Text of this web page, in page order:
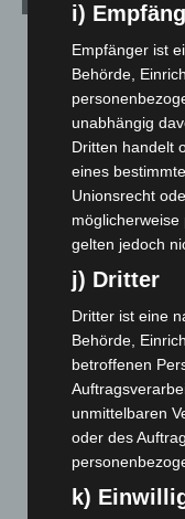
August 2026(10)
Juli 2026(73)
Juni 2026 (139)
Mai 2026(99)
April 2026 (99)
März 2026 (115)
Februar 2026(109)
Januar 2026(122)
Dezember 2025
November 2025
Oktober 2025(112)
September 2025
August 2025(90)
Juli 2025
Juni 2025(103)
i)
Empfänger ist
Behörde,
unabhängig
Dritten handelt
eines
Unionsrecht
gelten jedoch
j) Dritter
Dritter ist eine
Behörde,
betroffenen
unmittelbaren
oder des
k)